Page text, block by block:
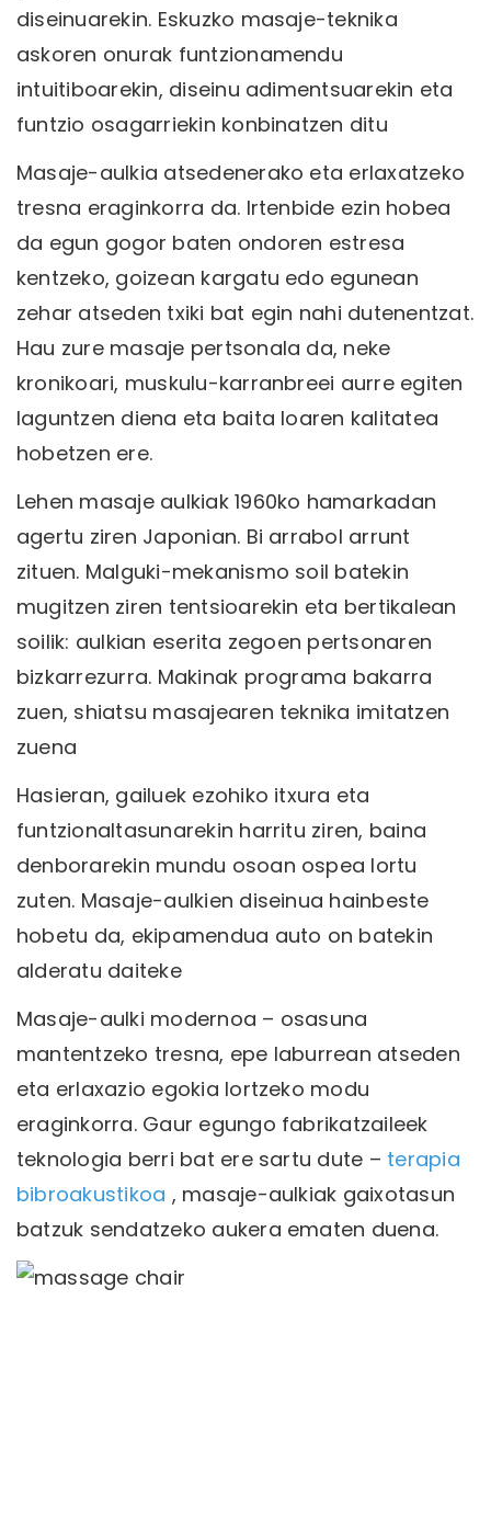
diseinuarekin. Eskuzko masaje-teknika
askoren onurak funtzionamendu
intuitiboarekin, diseinu adimentsuarekin eta
funtzio osagarriekin konbinatzen ditu
Masaje-aulkia atsedenerako eta erlaxatzeko
tresna eraginkorra da. Irtenbide ezin hobea
da egun gogor baten ondoren estresa
kentzeko, goizean kargatu edo egunean
zehar atseden txiki bat egin nahi dutenentzat.
Hau zure masaje pertsonala da, neke
kronikoari, muskulu-karranbreei aurre egiten
laguntzen diena eta baita loaren kalitatea
hobetzen ere.
Lehen masaje aulkiak 1960ko hamarkadan
agertu ziren Japonian. Bi arrabol arrunt
zituen. Malguki-mekanismo soil batekin
mugitzen ziren tentsioarekin eta bertikalean
soilik: aulkian eserita zegoen pertsonaren
bizkarrezurra. Makinak programa bakarra
zuen, shiatsu masajearen teknika imitatzen
zuena
Hasieran, gailuek ezohiko itxura eta
funtzionaltasunarekin harritu ziren, baina
denborarekin mundu osoan ospea lortu
zuten. Masaje-aulkien diseinua hainbeste
hobetu da, ekipamendua auto on batekin
alderatu daiteke
Masaje-aulki modernoa – osasuna
mantentzeko tresna, epe laburrean atseden
eta erlaxazio egokia lortzeko modu
eraginkorra. Gaur egungo fabrikatzaileek
teknologia berri bat ere sartu dute – terapia
bibroakustikoa , masaje-aulkiak gaixotasun
batzuk sendatzeko aukera ematen duena.